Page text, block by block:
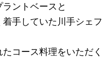
ントベースと
手していた川手シェフ
コース料理をいただく